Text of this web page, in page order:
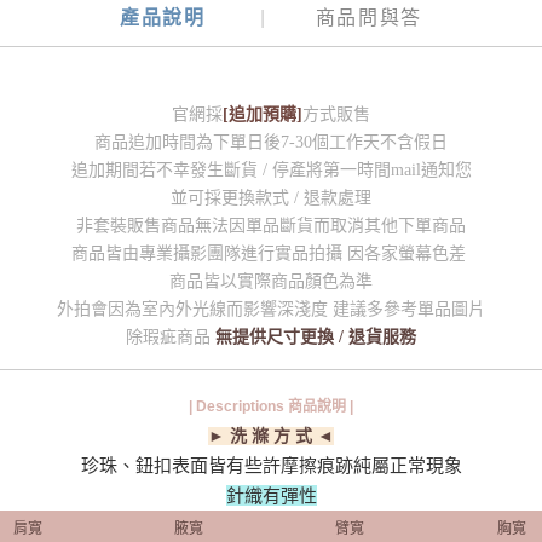
產品說明 商品問與答
官網採 [追加預購] 方式販售
商品追加時間為下單日後7-30個工作天不含假日
追加期間若不幸發生斷貨 / 停產將第一時間mail通知您
並可採更換款式 / 退款處理
非套裝販售商品無法因單品斷貨而取消其他下單商品
商品皆由專業攝影團隊進行實品拍攝 因各家螢幕色差
商品皆以實際商品顏色為準
外拍會因為室內外光線而影響深淺度 建議多參考單品圖片
除瑕疵商品 無提供尺寸更換 / 退貨服務
| Descriptions 商品說明 |
► 洗 滌 方 式 ◄
珍珠、鈕扣表面皆有些許摩擦痕跡純屬正常現象
針織有彈性
肩寬 腋寬 臂寬 胸寬